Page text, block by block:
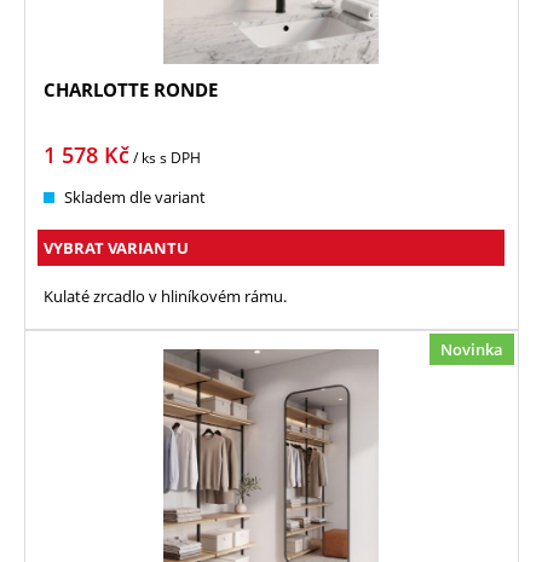
CHARLOTTE RONDE
1 578 Kč/ kss DPH
Skladem dle variant
VYBRAT VARIANTU
Kulaté zrcadlo v hliníkovém rámu.
Novinka